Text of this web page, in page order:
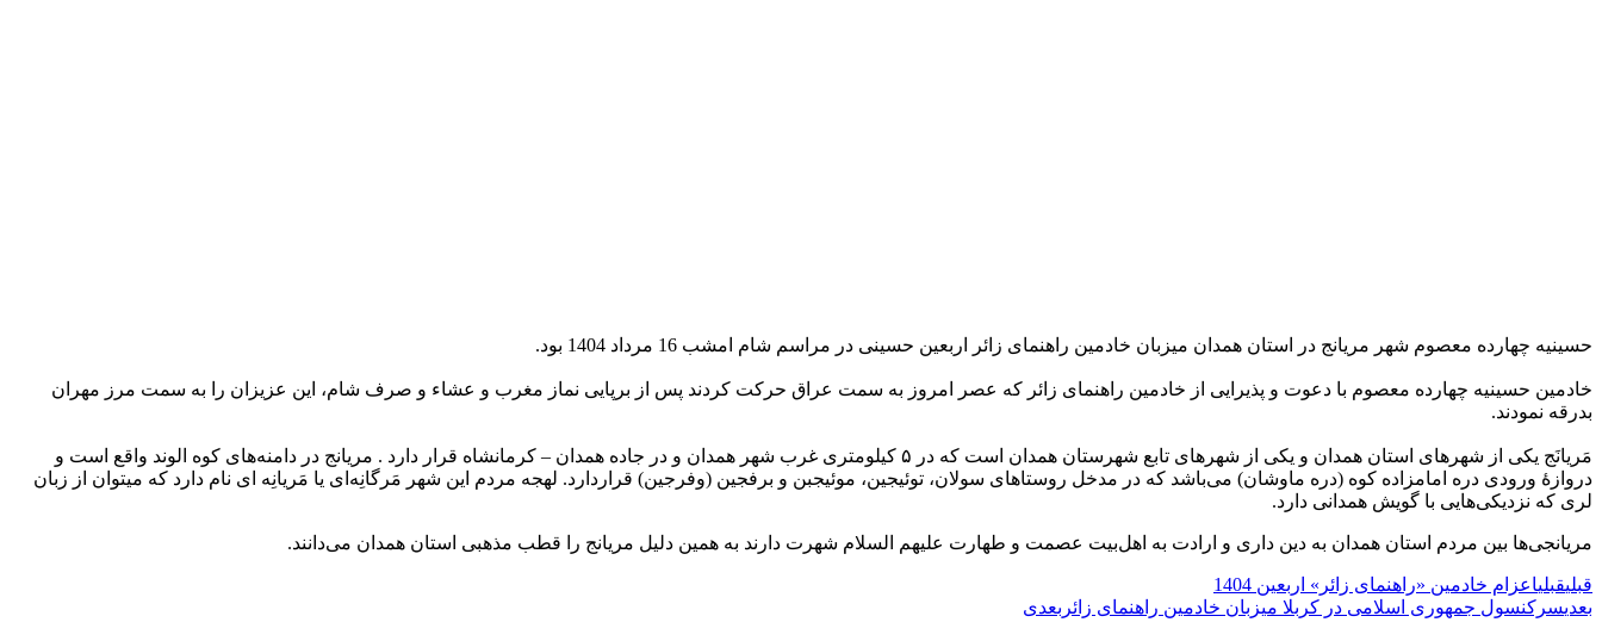
حسینیه چهارده معصوم شهر مریانج در استان همدان میزبان خادمین راهنمای زائر اربعین حسینی در مراسم شام امشب 16 مرداد 1404 بود.
خادمین حسینیه چهارده معصوم با دعوت و پذیرایی از خادمین راهنمای زائر که عصر امروز به سمت عراق حرکت کردند پس از برپایی نماز مغرب و عشاء و صرف شام، این عزیزان را به سمت مرز مهران
بدرقه نمودند.
مَریانَج یکی از شهرهای استان همدان و یکی از شهرهای تابع شهرستان همدان است که در ۵ کیلومتری غرب شهر همدان و در جاده همدان – کرمانشاه قرار دارد . مریانج در دامنه‌های کوه الوند واقع است و
دروازهٔ ورودی دره امامزاده کوه (دره ماوشان) می‌باشد که در مدخل روستاهای سولان، توئیجین، موئیجبن و برفجین (وفرجین) قراردارد. لهجه مردم این شهر مَرگانِه‌ای یا مَریانِه ای نام دارد که میتوان از زبان
لری که نزدیکی‌هایی با گویش همدانی دارد.
مریانجی‌ها بین مردم استان همدان به دین داری و ارادت به اهل‌بیت عصمت و طهارت علیهم السلام شهرت دارند به همین دلیل مریانج را قطب مذهبی استان همدان می‌دانند.
قبلیقبلیاعزام خادمین «راهنمای زائر» اربعین 1404
بعدیسرکنسول جمهوری اسلامی در کربلا میزبان خادمین راهنمای زائر بعدی